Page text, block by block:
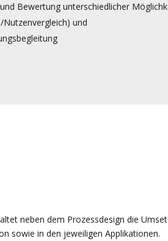
Bewertung unterschiedlicher
Nutzenvergleich) und
neben dem Prozessdesign die
sowie in den jeweiligen Applikationen.